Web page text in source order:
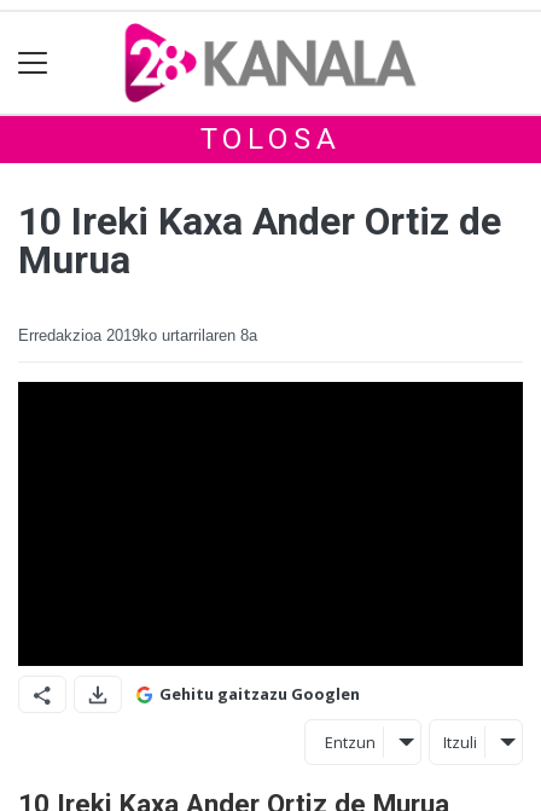
TOLOSA
10 Ireki Kaxa Ander Ortiz de
Murua
Erredakzioa 2019ko urtarrilaren 8a
Gehitu gaitzazu Googlen
Entzun Itzuli
10 Ireki Kaxa Ander Ortiz de Murua